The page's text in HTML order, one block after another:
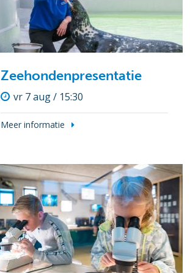
Zeehondenpresentatie
vr 7 aug / 15:30
Meer informatie